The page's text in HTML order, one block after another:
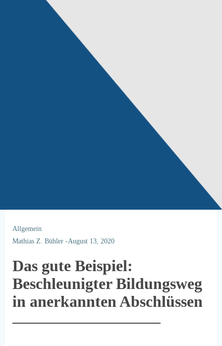
Allgemein
Mathias Z. Bühler -August 13, 2020
Das gute Beispiel:
Beschleunigter Bildungsweg
in anerkannten Abschlüssen